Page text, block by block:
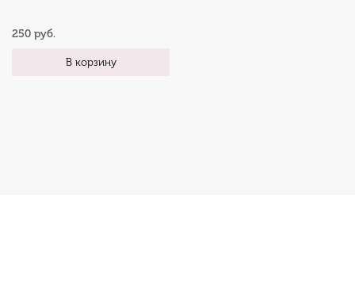
250 руб.
В корзину